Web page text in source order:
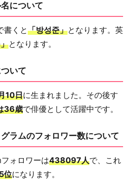
について
書くと「방성준」となります。英
となります。
いて
10日に生まれました。その後す
36歳で俳優として活躍中です。
ラムのフォロワー数について
ォロワーは438097人で、これ
位になります。